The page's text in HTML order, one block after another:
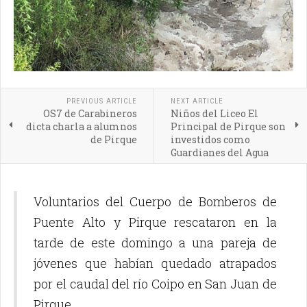
PREVIOUS ARTICLE
OS7 de Carabineros
dicta charla a alumnos
de Pirque
NEXT ARTICLE
Niños del Liceo El
Principal de Pirque son
investidos como
Guardianes del Agua
Voluntarios del Cuerpo de Bomberos de
Puente Alto y Pirque rescataron en la
tarde de este domingo a una pareja de
jóvenes que habían quedado atrapados
por el caudal del río Coipo en San Juan de